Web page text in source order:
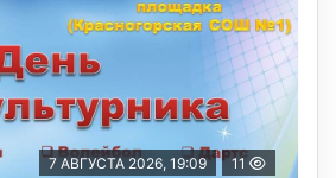
7 АВГУСТА 2026, 19:09 11